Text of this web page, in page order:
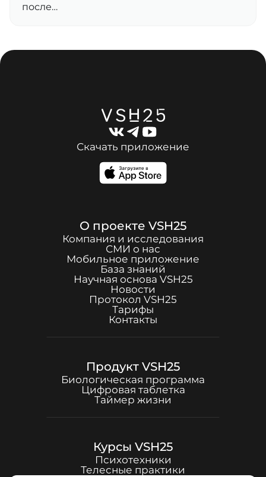
после…
Скачать приложение
О проекте VSH25
Компания и исследования
СМИ о нас
Мобильное приложение
База знаний
Научная основа VSH25
Новости
Протокол VSH25
Тарифы
Контакты
Продукт VSH25
Биологическая программа
Цифровая таблетка
Таймер жизни
Курсы VSH25
Психотехники
Телесные практики